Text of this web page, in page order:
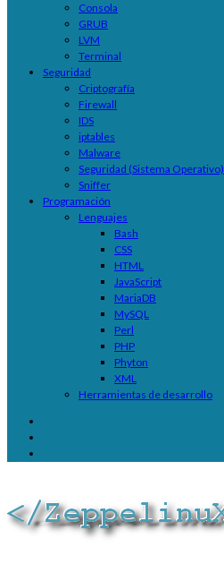
Consola
GRUB
LVM
Terminal
Seguridad
Criptografía
Firewall
IDS
iptables
Malware
Seguridad (Sistema Operativo)
Sniffer
Programación
Lenguajes
Bash
CSS
HTML
JavaScript
MariaDB
MySQL
Perl
PHP
Phyton
XML
Herramientas de desarrollo